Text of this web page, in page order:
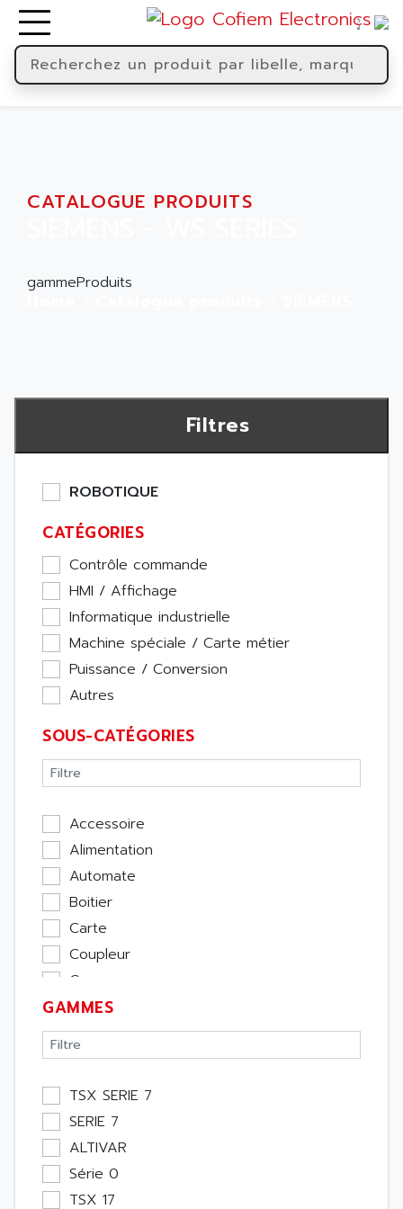
CATALOGUE PRODUITS
gammeProduits
Filtres
ROBOTIQUE
CATÉGORIES
Contrôle commande
HMI / Affichage
Informatique industrielle
Machine spéciale / Carte métier
Puissance / Conversion
Autres
SOUS-CATÉGORIES
Accessoire
Alimentation
Automate
Boitier
Carte
Coupleur
Cpu
Ecran
Entrée / Sortie
Memoire
Module Métier
Moteur
Pupitre Opérateur
Rack
Etude
GAMMES
TSX SERIE 7
SERIE 7
ALTIVAR
Série 0
TSX 17